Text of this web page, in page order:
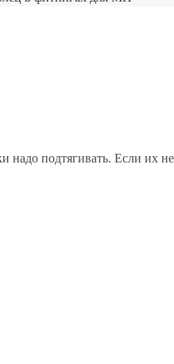
надо подтягивать. Если их